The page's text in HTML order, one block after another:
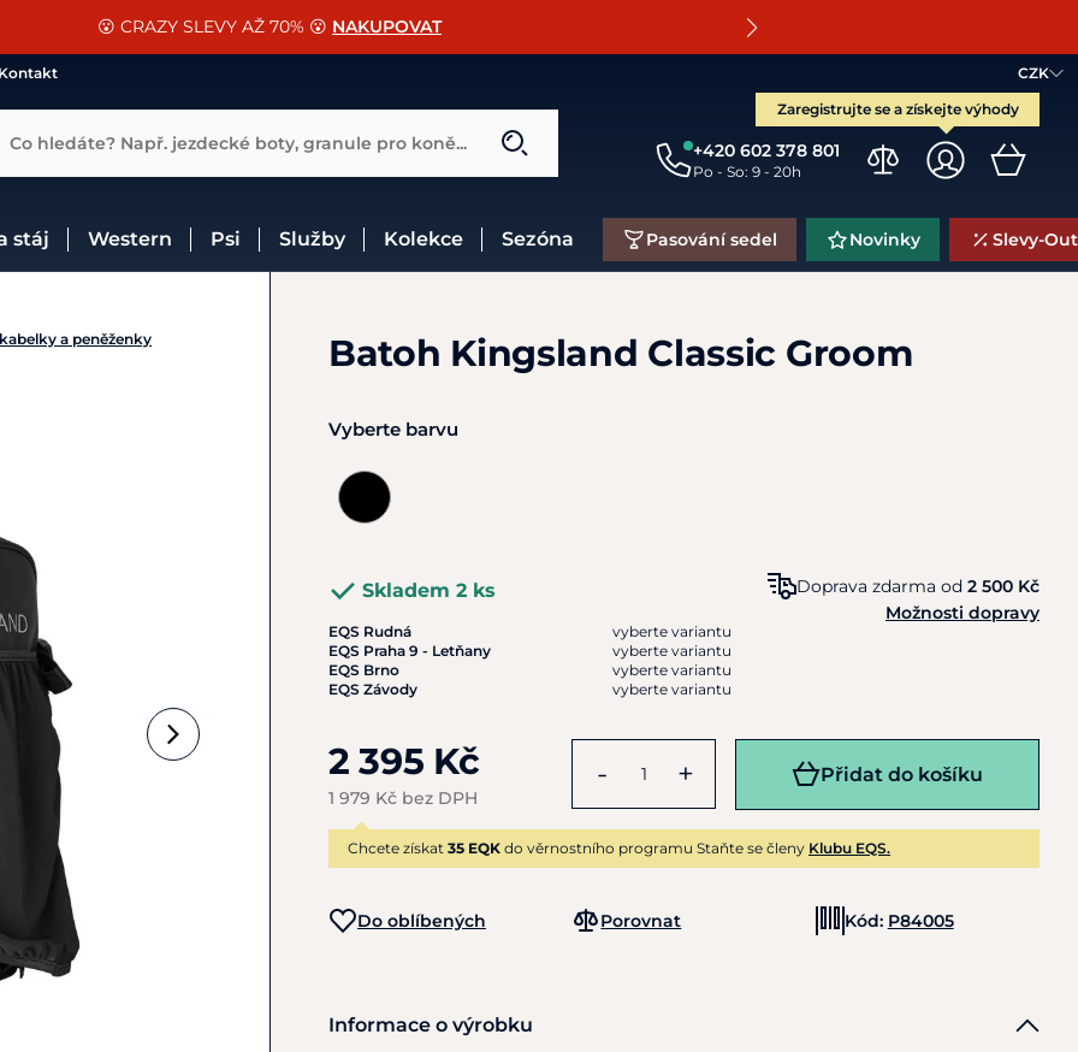
SLEVA 13% na vše od Cassini! CHCI SLEVU
😮 CRAZY SLEVY AŽ 70% 😮 NAKUPOVAT
a doplňky k vybraným sedlům ZDARMA 🐴
CZK
Zaregistrujte se a získejte výhody
+420 602 378 801
Po - So: 9 - 20h
Co hledáte? Např. jezdecké boty, granule pro koně...
stáj Western Psi Služby Kolekce Sezóna Pasování sedel Novinky Slevy-
a peněženky Batoh Kingsland Classic Groom
Vyberte barvu
Skladem 2 ks
EQS Rudná
vyberte variantu
EQS Praha 9 - Letňany
vyberte variantu
EQS Brno
vyberte variantu
EQS Závody
vyberte variantu
Doprava zdarma od 2 500 Kč
Možnosti dopravy
2 395 Kč
1 979 Kč bez DPH
- + Přidat do košíku
Chcete získat 35 EQK do věrnostního programu Staňte se členy Klubu EQS.
Do oblíbených Porovnat Kód: P84005
Informace o výrobku